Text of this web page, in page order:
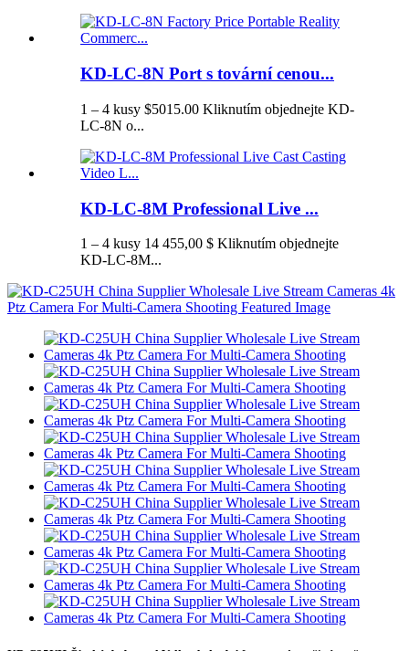
KD-LC-8N Port s tovární cenou...
1 – 4 kusy $5015.00 Kliknutím objednejte KD-
LC-8N o...
KD-LC-8M Professional Live ...
1 – 4 kusy 14 455,00 $ Kliknutím objednejte
KD-LC-8M...